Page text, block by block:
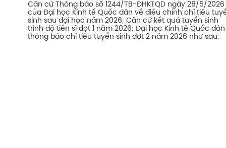
Căn cứ Thông báo số 1244/TB-ĐHKTQD ngày 28/5/2026
của Đại học Kinh tế Quốc dân về điều chỉnh chỉ tiêu
sinh sau đại học năm 2026; Căn cứ kết quả tuyển sinh
trình độ tiến sĩ đợt 1 năm 2026; Đại học Kinh tế Quốc dân
thông báo chỉ tiêu tuyển sinh đợt 2 năm 2026 như sau: